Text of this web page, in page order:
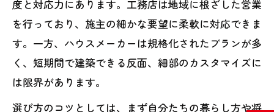
度と対応力にあります。工務店は地域に根ざした営業
を行っており、施主の細かな要望に柔軟に対応できま
す。一方、ハウスメーカーは規格化されたプランが多
く、短期間で建築できる反面、細部のカスタマイズに
は限界があります。
選び方のコツとしては、まず自分たちの暮らし方や将